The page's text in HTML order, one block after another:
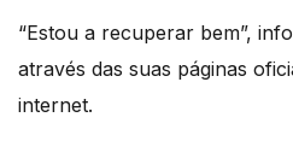
“Estou a recuperar bem”,
através das suas páginas
internet.